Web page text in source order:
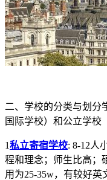
二、学校的分类与划分
国际学校）和公立学校
1私立寄宿学校: 8-12人
程和理念；师生比高；
用为25-35w，有较好英